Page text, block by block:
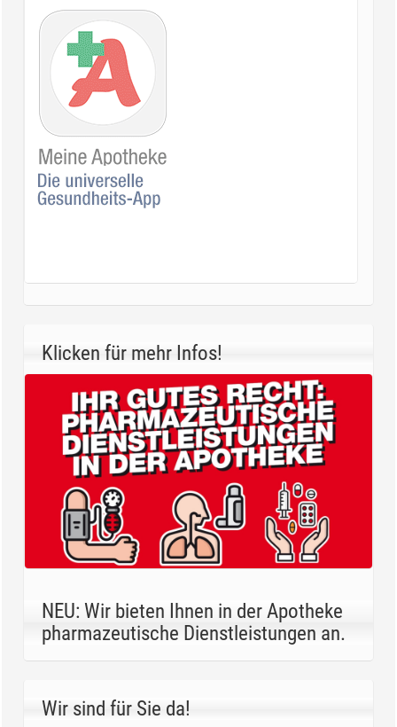
Klicken für mehr Infos!
NEU: Wir bieten Ihnen in der Apotheke
pharmazeutische Dienstleistungen an.
Wir sind für Sie da!